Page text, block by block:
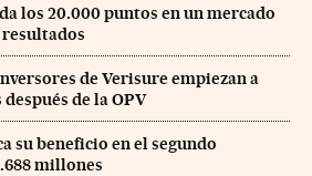
los 20.000 puntos en un mercado
de Verisure empiezan a
de la OPV
su beneficio en el segundo
millones